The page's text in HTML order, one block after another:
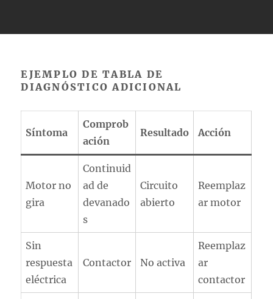
EJEMPLO DE TABLA DE
DIAGNÓSTICO ADICIONAL
Síntoma
Comprob
ación
Resultado Acción
Motor no
gira
Continuid
ad de
devanado
s
Circuito
abierto
Reemplaz
ar motor
Sin
respuesta
eléctrica
Contactor No activa
Reemplaz
ar
contactor